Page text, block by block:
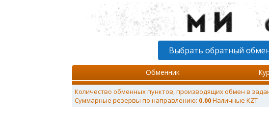
Выбрать обратный
Обменник
Количество обменных пунктов, производящих обмен в
Суммарные резервы по направлению: 0.00Наличные KZT